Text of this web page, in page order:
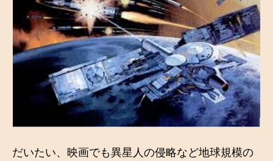
だいたい、映画でも異星人の侵略など地球規模の